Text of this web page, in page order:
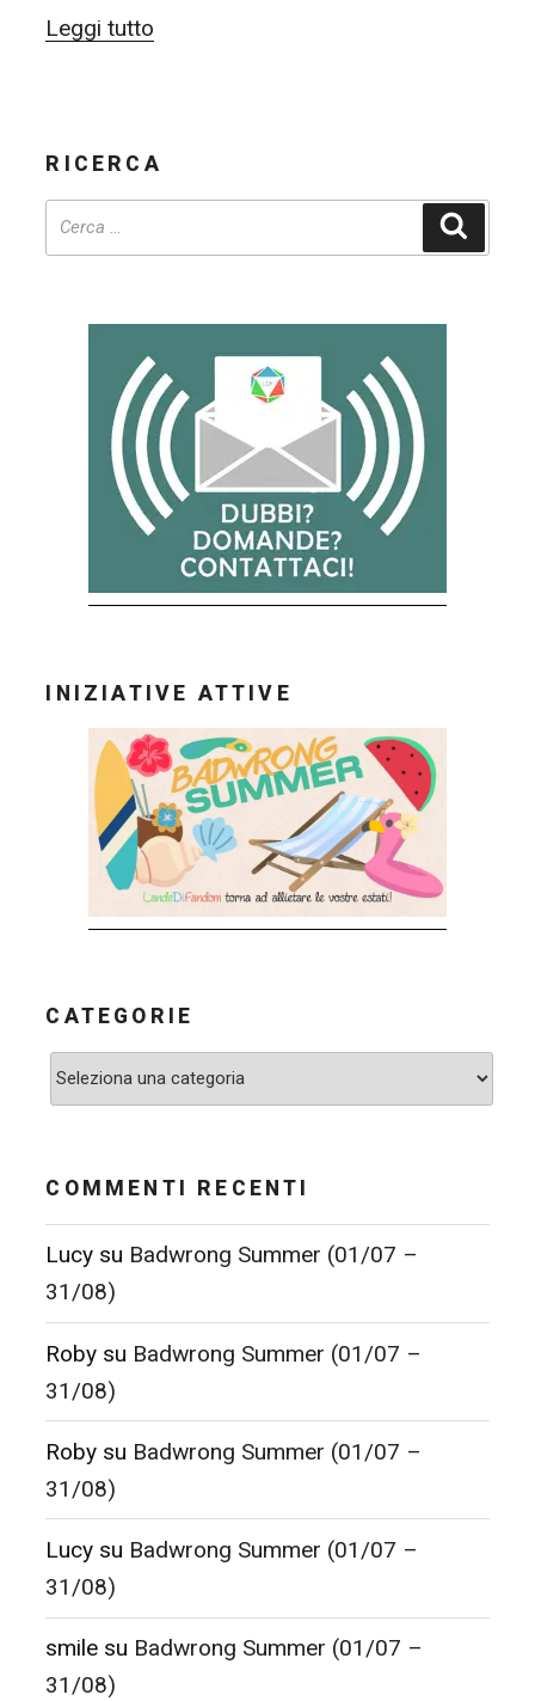
Leggi tutto
RICERCA
INIZIATIVE ATTIVE
CATEGORIE
Categorie
COMMENTI RECENTI
Lucy su Badwrong Summer (01/07 –
31/08)
Roby su Badwrong Summer (01/07 –
31/08)
Roby su Badwrong Summer (01/07 –
31/08)
Lucy su Badwrong Summer (01/07 –
31/08)
smile su Badwrong Summer (01/07 –
31/08)